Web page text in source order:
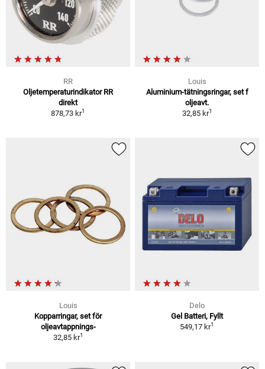
RR
Oljetemperaturindikator RR
direkt
878,73 kr1
Louis
Aluminium-tätningsringar, set f
oljeavt.
32,85 kr1
Louis
Kopparringar, set för
oljeavtappnings-
32,85 kr1
Delo
Gel Batteri, Fyllt
549,17 kr1